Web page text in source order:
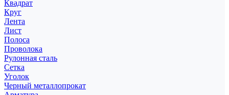
Квадрат
Круг
Лента
Лист
Полоса
Проволока
Рулонная сталь
Сетка
Уголок
Черный металлопрокат